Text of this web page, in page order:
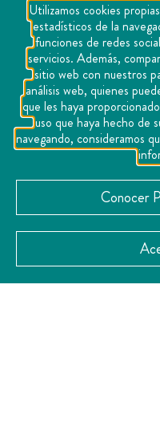
Utilizamos cookies
estadísticos de la
funciones de redes
servicios. Además,
sitio web con nuestros
análisis web, quienes
que les haya
uso que haya hecho de
navegando, consideramos
Conocer